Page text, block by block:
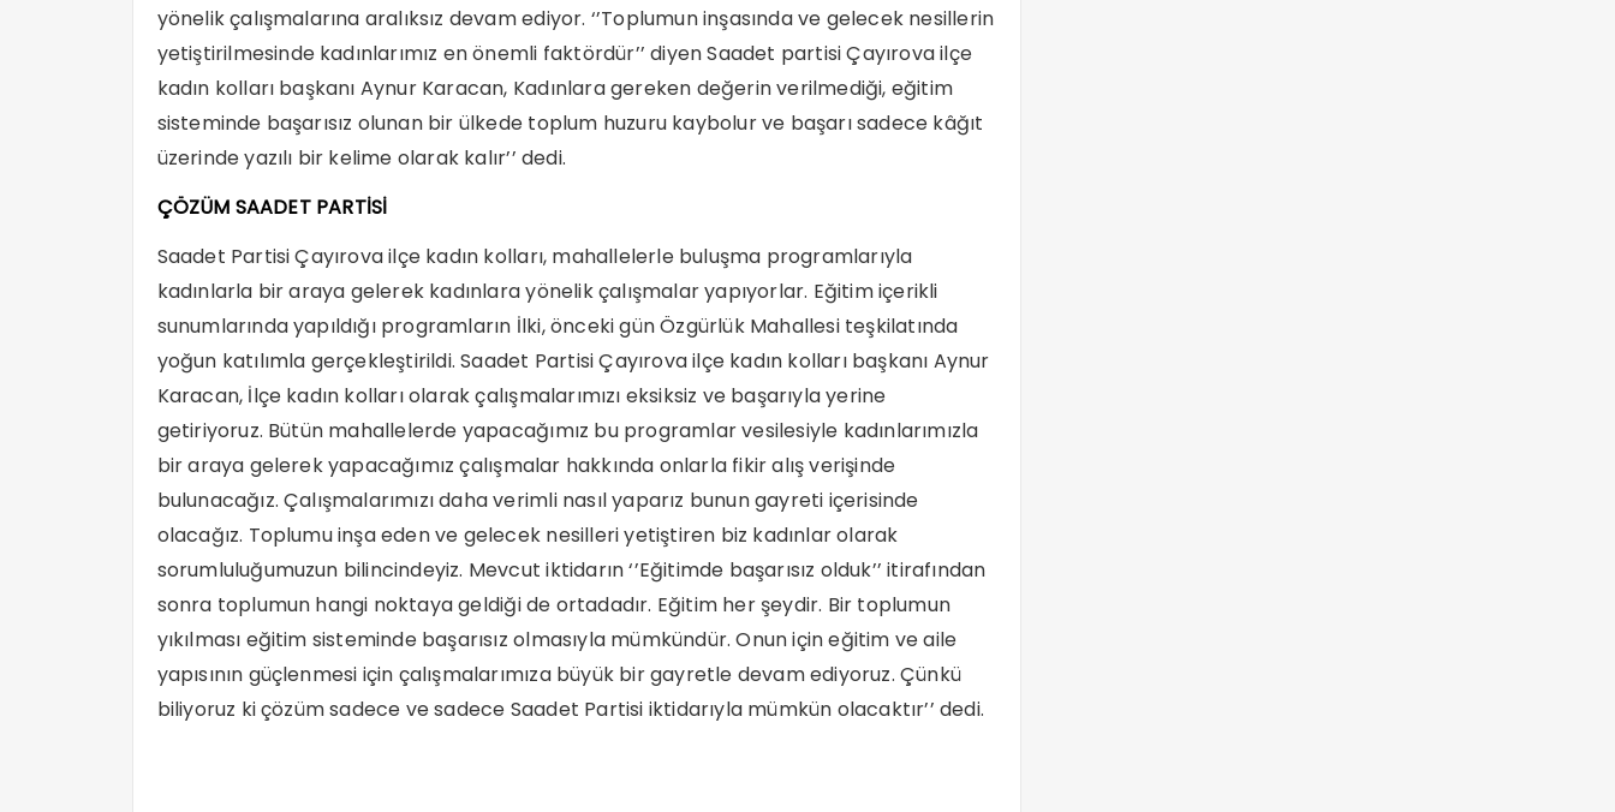
yönelik çalışmalarına aralıksız devam ediyor. ‘’Toplumun inşasında ve gelecek nesillerin
yetiştirilmesinde kadınlarımız en önemli faktördür’’ diyen Saadet partisi Çayırova ilçe
kadın kolları başkanı Aynur Karacan, Kadınlara gereken değerin verilmediği, eğitim
sisteminde başarısız olunan bir ülkede toplum huzuru kaybolur ve başarı sadece kâğıt
üzerinde yazılı bir kelime olarak kalır’’ dedi.
ÇÖZÜM SAADET PARTİSİ
Saadet Partisi Çayırova ilçe kadın kolları, mahallelerle buluşma programlarıyla
kadınlarla bir araya gelerek kadınlara yönelik çalışmalar yapıyorlar. Eğitim içerikli
sunumlarında yapıldığı programların İlki, önceki gün Özgürlük Mahallesi teşkilatında
yoğun katılımla gerçekleştirildi. Saadet Partisi Çayırova ilçe kadın kolları başkanı Aynur
Karacan, İlçe kadın kolları olarak çalışmalarımızı eksiksiz ve başarıyla yerine
getiriyoruz. Bütün mahallelerde yapacağımız bu programlar vesilesiyle kadınlarımızla
bir araya gelerek yapacağımız çalışmalar hakkında onlarla fikir alış verişinde
bulunacağız. Çalışmalarımızı daha verimli nasıl yaparız bunun gayreti içerisinde
olacağız. Toplumu inşa eden ve gelecek nesilleri yetiştiren biz kadınlar olarak
sorumluluğumuzun bilincindeyiz. Mevcut iktidarın ‘’Eğitimde başarısız olduk’’ itirafından
sonra toplumun hangi noktaya geldiği de ortadadır. Eğitim her şeydir. Bir toplumun
yıkılması eğitim sisteminde başarısız olmasıyla mümkündür. Onun için eğitim ve aile
yapısının güçlenmesi için çalışmalarımıza büyük bir gayretle devam ediyoruz. Çünkü
biliyoruz ki çözüm sadece ve sadece Saadet Partisi iktidarıyla mümkün olacaktır’’ dedi.